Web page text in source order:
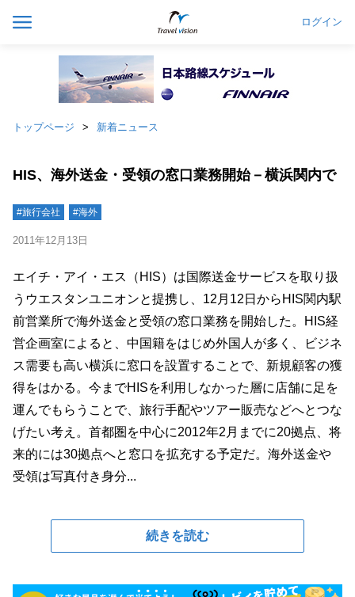
ログイン
トップページ 新着ニュース
HIS、海外送金・受領の窓口業務開始－横浜関内で
#旅行会社 #海外
2011年12月13日
エイチ・アイ・エス（HIS）は国際送金サービスを取り扱
うウエスタンユニオンと提携し、12月12日からHIS関内駅
前営業所で海外送金と受領の窓口業務を開始した。HIS経
営企画室によると、中国籍をはじめ外国人が多く、ビジネ
ス需要も高い横浜に窓口を設置することで、新規顧客の獲
得をはかる。今までHISを利用しなかった層に店舗に足を
運んでもらうことで、旅行手配やツアー販売などへとつな
げたい考え。首都圏を中心に2012年2月までに20拠点、将
来的には30拠点へと窓口を拡充する予定だ。海外送金や
受領は写真付き身分...
続きを読む